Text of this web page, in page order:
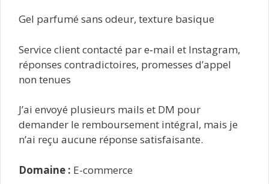
Gel parfumé sans odeur, texture basique
Service client contacté par e‑mail et Instagram,
réponses contradictoires, promesses d’appel
non tenues
J’ai envoyé plusieurs mails et DM pour
demander le remboursement intégral, mais je
n’ai reçu aucune réponse satisfaisante.
Domaine : E-commerce